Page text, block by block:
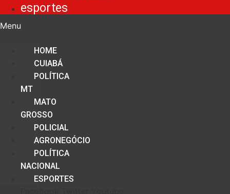
esportes
Menu
HOME
CUIABÁ
POLÍTICA
MT
MATO
GROSSO
POLICIAL
AGRONEGÓCIO
POLÍTICA
NACIONAL
ESPORTES